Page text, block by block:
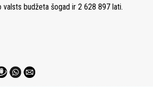
budžeta šogad ir 2 628 897 lati.